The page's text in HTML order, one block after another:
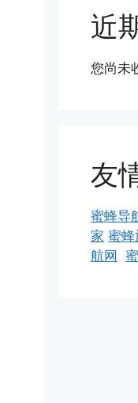
近
您尚未
友
蜜蜂导
家 蜜蜂
航网